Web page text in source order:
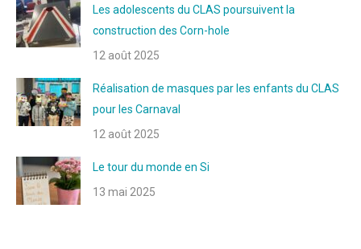
Les adolescents du CLAS poursuivent la
construction des Corn-hole
12 août 2025
Réalisation de masques par les enfants du CLAS
pour les Carnaval
12 août 2025
Le tour du monde en Si
13 mai 2025